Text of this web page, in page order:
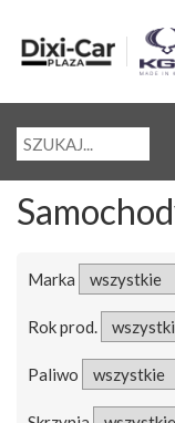
Marka
Rok prod.
Paliwo